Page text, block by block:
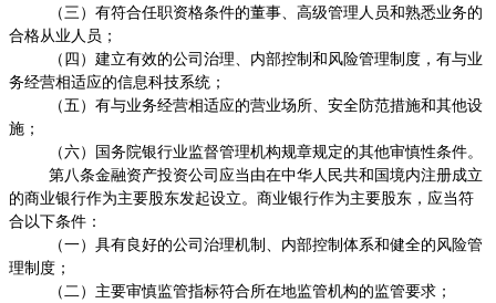
（三）有符合任职资格条件的董事、高级管理人员和熟悉业务的
合格从业人员；
（四）建立有效的公司治理、内部控制和风险管理制度，有与业
务经营相适应的信息科技系统；
（五）有与业务经营相适应的营业场所、安全防范措施和其他设
施；
（六）国务院银行业监督管理机构规章规定的其他审慎性条件。
第八条金融资产投资公司应当由在中华人民共和国境内注册成立
的商业银行作为主要股东发起设立。商业银行作为主要股东，应当符
合以下条件：
（一）具有良好的公司治理机制、内部控制体系和健全的风险管
理制度；
（二）主要审慎监管指标符合所在地监管机构的监管要求；